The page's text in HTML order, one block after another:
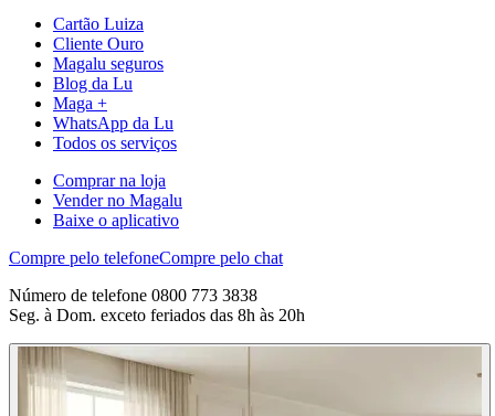
Cartão Luiza
Cliente Ouro
Magalu seguros
Blog da Lu
Maga +
WhatsApp da Lu
Todos os serviços
Comprar na loja
Vender no Magalu
Baixe o aplicativo
Compre pelo telefoneCompre pelo chat
Número de telefone 0800 773 3838
Seg. à Dom. exceto feriados das 8h às 20h